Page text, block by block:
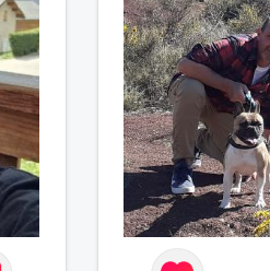
recherche d'une
authentique avec
de belles
construire une
basée sur la
respect et la
apprécies les
sincères, les fous
personnes qui
veulent, n'hésite
discuter. Au
connaissance !